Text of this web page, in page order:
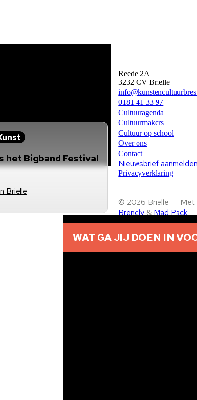
het Bigband Festival
Brielle
Reede 2A
3232 CV Brielle
0181 41 33 97
Cultuuragenda
Cultuurmakers
Cultuur op school
Over ons
Contact
Nieuwsbrief aanmelden
Privacyverklaring
© 2026 Brielle Met
Brendly & Mad Pack
WAT GA JIJ DOEN IN